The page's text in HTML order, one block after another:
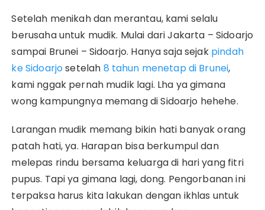
Setelah menikah dan merantau, kami selalu
berusaha untuk mudik. Mulai dari Jakarta – Sidoarjo
sampai Brunei – Sidoarjo. Hanya saja sejak pindah
ke Sidoarjosetelah 8 tahun menetap di Brunei,
kami nggak pernah mudik lagi. Lha ya gimana
wong kampungnya memang di Sidoarjo hehehe.
Larangan mudik memang bikin hati banyak orang
patah hati, ya. Harapan bisa berkumpul dan
melepas rindu bersama keluarga di hari yang fitri
pupus. Tapi ya gimana lagi, dong. Pengorbanan ini
terpaksa harus kita lakukan dengan ikhlas untuk